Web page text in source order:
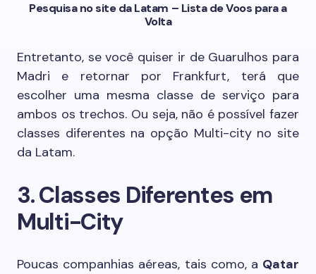
Pesquisa no site da Latam – Lista de Voos para a
Volta
Entretanto, se você quiser ir de Guarulhos para
Madri e retornar por Frankfurt, terá que
escolher uma mesma classe de serviço para
ambos os trechos. Ou seja, não é possível fazer
classes diferentes na opção Multi-city no site
da Latam.
3. Classes Diferentes em
Multi-City
Poucas companhias aéreas, tais como, a Qatar